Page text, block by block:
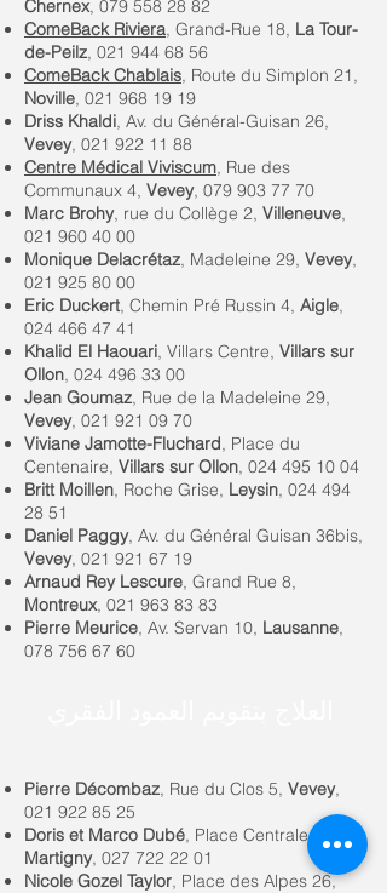
Chernex, 079 558 28 82
ComeBack Riviera, Grand-Rue 18, La Tour-
de-Peilz, 021 944 68 56
ComeBack Chablais, Route du Simplon 21,
Noville, 021 968 19 19
Driss Khaldi, Av. du Général-Guisan 26,
Vevey, 021 922 11 88
Centre Médical Viviscum, Rue des
Communaux 4, Vevey, 079 903 77 70
Marc Brohy, rue du Collège 2, Villeneuve,
021 960 40 00
Monique Delacrétaz, Madeleine 29, Vevey,
021 925 80 00
Eric Duckert, Chemin Pré Russin 4, Aigle,
024 466 47 41
Khalid El Haouari, Villars Centre, Villars sur
Ollon, 024 496 33 00
Jean Goumaz, Rue de la Madeleine 29,
Vevey, 021 921 09 70
Viviane Jamotte-Fluchard, Place du
Centenaire, Villars sur Ollon, 024 495 10 04
Britt Moillen, Roche Grise, Leysin, 024 494
28 51
Daniel Paggy, Av. du Général Guisan 36bis,
Vevey, 021 921 67 19
Arnaud Rey Lescure, Grand Rue 8,
Montreux, 021 963 83 83
Pierre Meurice, Av. Servan 10, Lausanne,
078 756 67 60
Pierre Décombaz, Rue du Clos 5, Vevey,
021 922 85 25
Doris et Marco Dubé, Place Centrale 3,
Martigny, 027 722 22 01
Nicole Gozel Taylor, Place des Alpes 26,